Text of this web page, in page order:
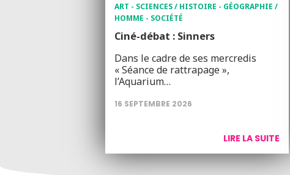
ART - SCIENCES / HISTOIRE - GÉOGRAPHIE /
HOMME - SOCIÉTÉ
Ciné-débat : Sinners
Dans le cadre de ses mercredis
« Séance de rattrapage »,
l’Aquarium…
16 SEPTEMBRE 2026
LIRE LA SUITE